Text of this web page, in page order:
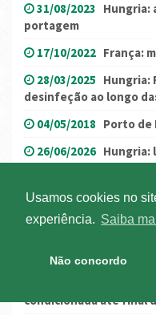
Usamos cookies no
experiência.
Saiba
Não concordo
31/08/2023 Hungria:
portagem
17/10/2022 França:
28/03/2025 Hungria:
desinfeção ao longo
04/05/2018 Porto de
26/06/2026 Hungria:
30/01/2020 Porto de
em 2020 (em
condicionada até final